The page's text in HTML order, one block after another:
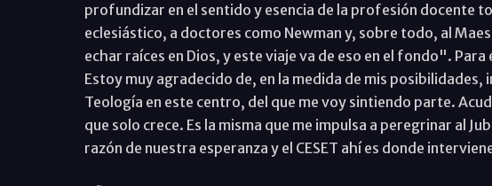
profundizar en el sentido y esencia de la profesión docente
eclesiástico, a doctores como Newman y, sobre todo, al
echar raíces en Dios, y este viaje va de eso en el fondo". Para
Estoy muy agradecido de, en la medida de mis posibilidades,
Teología en este centro, del que me voy sintiendo parte.
que solo crece. Es la misma que me impulsa a peregrinar al
razón de nuestra esperanza y el CESET ahí es donde